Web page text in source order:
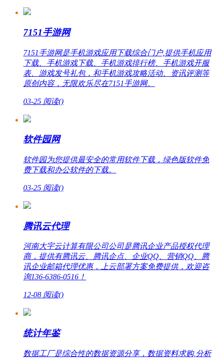
7151手游网
7151手游网是手机游戏应用下载综合门户,提供手机应用
下载、手机游戏下载、手机游戏排行榜、手机游戏开服
表、游戏发号礼包，和手机游戏攻略活动、资讯评测等
原创内容，无限欢乐尽在7151手游网。
03-25 阅读()
软件园网
软件园为您提供最安全的常用软件下载，绿色版软件免
费下载和办公软件的下载。
03-25 阅读()
腾讯云代理
河南大宇云计算有限公司公司是腾讯企业产品授权代理
商，提供有腾讯云、腾讯企点、企业QQ、营销QQ、腾
讯企业邮箱代理优惠，上云部署方案免费提供，欢迎咨
询136-6386-0516！
12-08 阅读()
统计年鉴
数据工厂是综合性的数据资源分享，数据资料求购,分析